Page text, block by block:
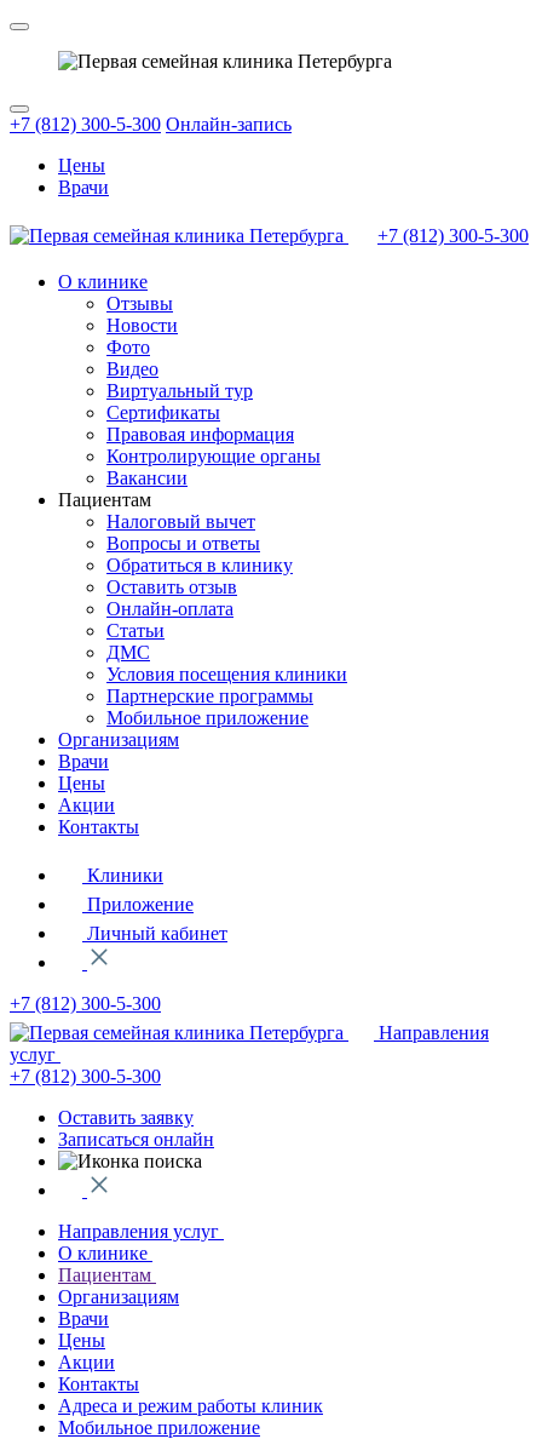
+7 (812) 300-5-300 Онлайн-запись
Цены
Врачи
+7 (812) 300-5-300
О клинике
Отзывы
Новости
Фото
Видео
Виртуальный тур
Сертификаты
Правовая информация
Контролирующие органы
Вакансии
Пациентам
Налоговый вычет
Вопросы и ответы
Обратиться в клинику
Оставить отзыв
Онлайн-оплата
Статьи
ДМС
Условия посещения клиники
Партнерские программы
Мобильное приложение
Организациям
Врачи
Цены
Акции
Контакты
Клиники
Приложение
Личный кабинет
+7 (812) 300-5-300
Направления
услуг
+7 (812) 300-5-300
Оставить заявку
Записаться онлайн
Направления услуг
О клинике
Пациентам
Организациям
Врачи
Цены
Акции
Контакты
Адреса и режим работы клиник
Мобильное приложение